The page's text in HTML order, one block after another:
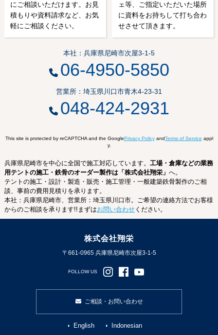
にご相談いただけます。お見
積もりや資料請求など、お気
軽にご相談ください。
ェ等、ご指定いただいた場所
に資料をお持ちして打ち合わ
せさせて頂きます。
本社：兵庫県尼崎市次屋3-1-5
06-4950-5850
営業所：埼玉県川口市青木4-23-31
048-424-2931
This site is protected by reCAPTCHA and the GooglePrivacy PolicyandTerms of Service appl
y.
兵庫県尼崎市を中心に全国で施工対応しています。 工場・倉庫などの業務
用テントの施工・鉄骨のオーダー製作は「株式会社翔栄」 へ。
テントの施工・設計・製造・販売・施工管理・一般建築鉄骨製作のご相
談、事前の費用見積りを承ります。
本社：兵庫県尼崎市、営業所：埼玉県川口市。ご希望の連絡方法でお客様
からのご相談を承ります!!まずはお問い合わせください。
株式会社翔栄
〒661-0965 兵庫県尼崎市次屋3-1-5
FOLLOW US
ご相談・お問い合わせ
English Indonesian